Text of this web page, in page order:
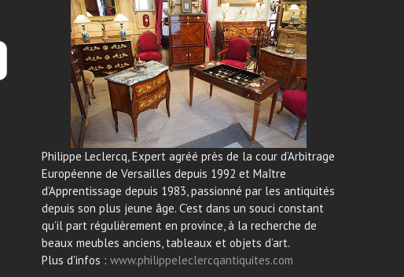
Philippe Leclercq, Expert agréé près de la cour d’Arbitrage
Européenne de Versailles depuis 1992 et Maître
d’Apprentissage depuis 1983, passionné par les antiquités
depuis son plus jeune âge. C’est dans un souci constant
qu’il part régulièrement en province, à la recherche de
beaux meubles anciens, tableaux et objets d’art.
Plus d'infos : www.philippeleclercqantiquites.com